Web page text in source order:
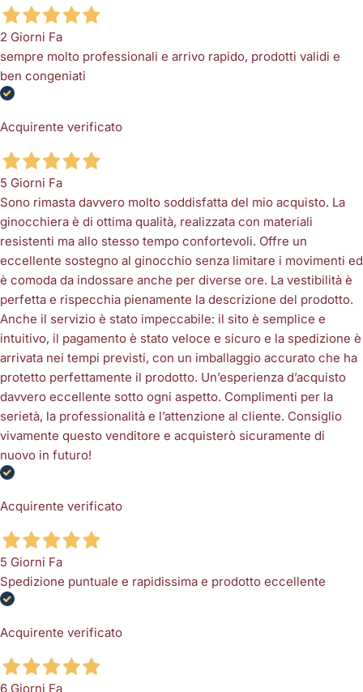
2 Giorni Fa
sempre molto professionali e arrivo rapido, prodotti validi e
ben congeniati
Acquirente verificato
5 Giorni Fa
Sono rimasta davvero molto soddisfatta del mio acquisto. La
ginocchiera è di ottima qualità, realizzata con materiali
resistenti ma allo stesso tempo confortevoli. Offre un
eccellente sostegno al ginocchio senza limitare i movimenti ed
è comoda da indossare anche per diverse ore. La vestibilità è
perfetta e rispecchia pienamente la descrizione del prodotto.
Anche il servizio è stato impeccabile: il sito è semplice e
intuitivo, il pagamento è stato veloce e sicuro e la spedizione è
arrivata nei tempi previsti, con un imballaggio accurato che ha
protetto perfettamente il prodotto. Un’esperienza d’acquisto
davvero eccellente sotto ogni aspetto. Complimenti per la
serietà, la professionalità e l’attenzione al cliente. Consiglio
vivamente questo venditore e acquisterò sicuramente di
nuovo in futuro!
Acquirente verificato
5 Giorni Fa
Spedizione puntuale e rapidissima e prodotto eccellente
Acquirente verificato
6 Giorni Fa